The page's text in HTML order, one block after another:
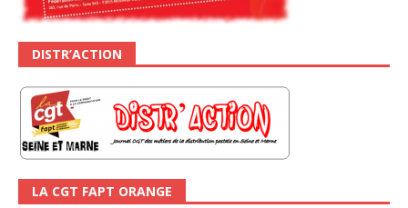
DISTR’ACTION
LA CGT FAPT ORANGE